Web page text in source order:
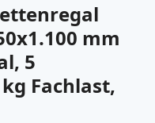
mm
5
Fachlast,